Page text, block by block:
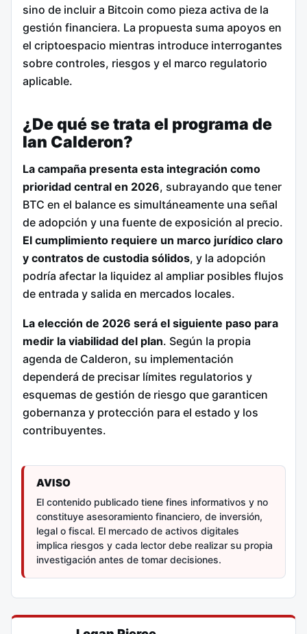
sino de incluir a Bitcoin como pieza activa de la
gestión financiera. La propuesta suma apoyos en
el criptoespacio mientras introduce interrogantes
sobre controles, riesgos y el marco regulatorio
aplicable.
¿De qué se trata el programa de
Ian Calderon?
La campaña presenta esta integración como
prioridad central en 2026, subrayando que tener
BTC en el balance es simultáneamente una señal
de adopción y una fuente de exposición al precio.
El cumplimiento requiere un marco jurídico claro
y contratos de custodia sólidos, y la adopción
podría afectar la liquidez al ampliar posibles flujos
de entrada y salida en mercados locales.
La elección de 2026 será el siguiente paso para
medir la viabilidad del plan. Según la propia
agenda de Calderon, su implementación
dependerá de precisar límites regulatorios y
esquemas de gestión de riesgo que garanticen
gobernanza y protección para el estado y los
contribuyentes.
AVISO
El contenido publicado tiene fines informativos y no
constituye asesoramiento financiero, de inversión,
legal o fiscal. El mercado de activos digitales
implica riesgos y cada lector debe realizar su propia
investigación antes de tomar decisiones.